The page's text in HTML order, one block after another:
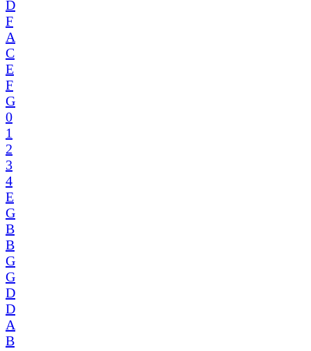
D
F
A
C
E
F
G
0
1
2
3
4
E
G
B
B
G
G
D
D
A
B